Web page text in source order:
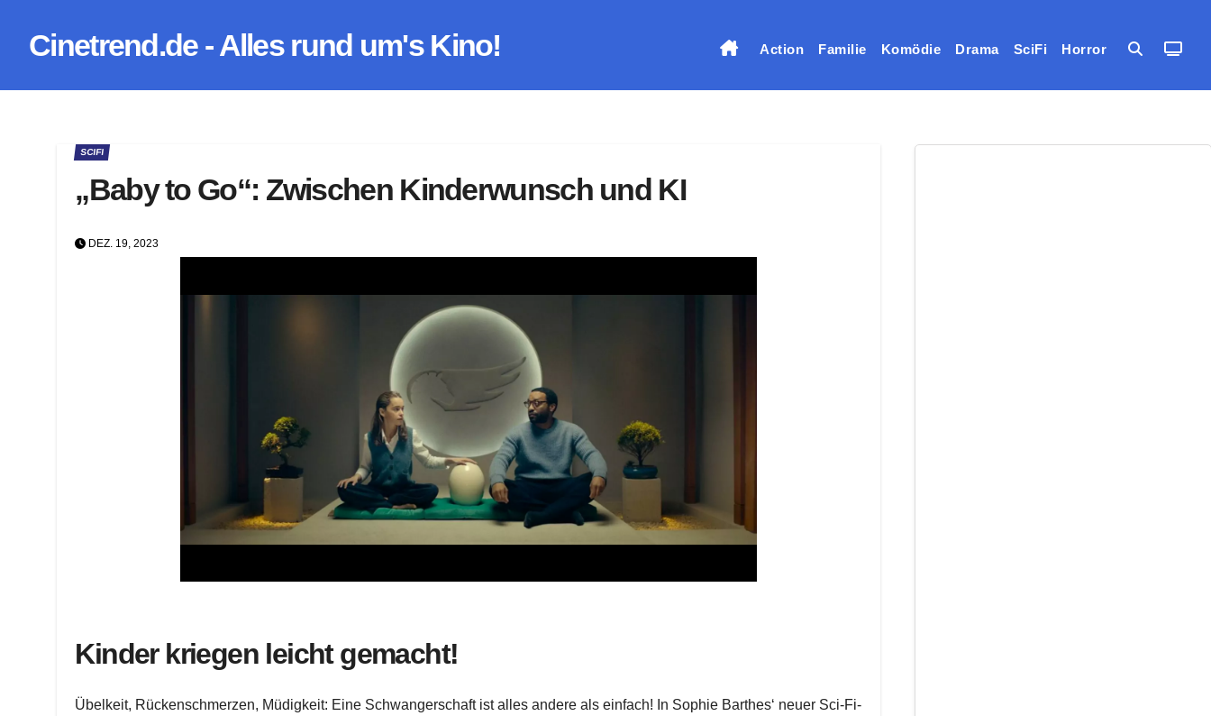
InhaltCinetrend.de - Alles rund um's Kino! Action Familie Komödie Drama SciFi Horror
SCIFI
„Baby to Go“: Zwischen Kinderwunsch und KI
DEZ. 19, 2023
Kinder kriegen leicht gemacht!
Übelkeit, Rückenschmerzen, Müdigkeit: Eine Schwangerschaft ist alles andere als einfach! In Sophie Barthes‘ neuer Sci-Fi-